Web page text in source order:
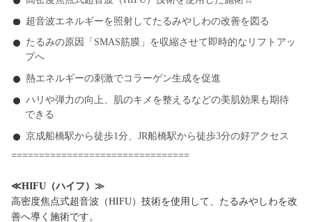
超音波エネルギーを照射してたるみやしわの改善を図る
たるみの原因「SMAS筋膜」を収縮させて即時的なリフトアッ
プへ
熱エネルギーの刺激でコラーゲン生成を促進
ハリや弾力の向上、肌のキメを整えるなどの美肌効果も期待
できる
京成船橋駅から徒歩1分、JR船橋駅から徒歩3分の好アクセス
================================
≪HIFU（ハイフ）≫
高密度焦点式超音波（HIFU）技術を使用して、たるみやしわを改
善へ導く施術です。